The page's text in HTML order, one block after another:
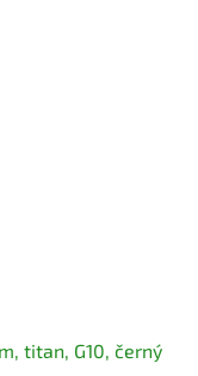
titan, G10, černý